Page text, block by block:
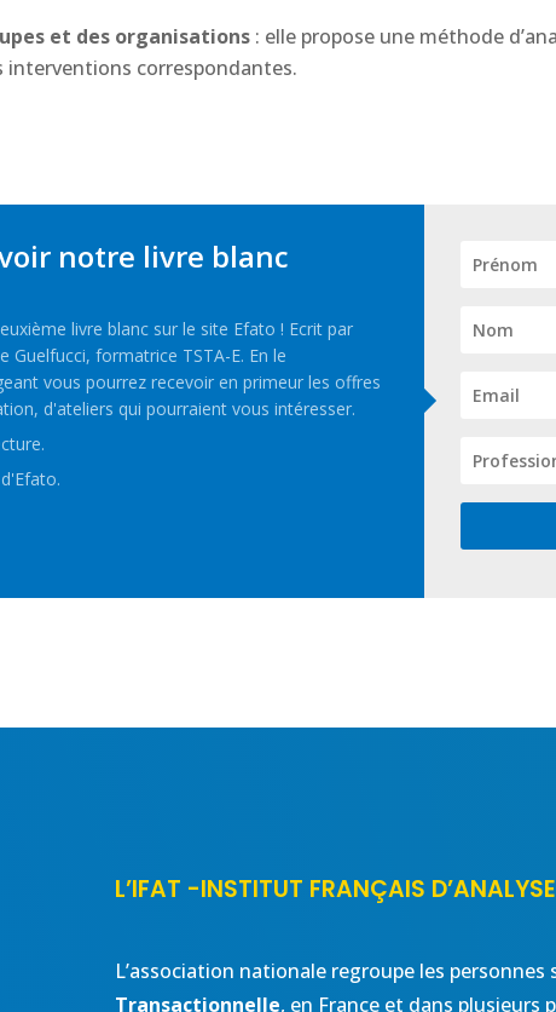
et des organisations : elle propose une méthode
interventions correspondantes.
notre livre blanc
livre blanc sur le site Efato ! Ecrit par
Guelfucci, formatrice TSTA-E. En le
vous pourrez recevoir en primeur les offres
d'ateliers qui pourraient vous intéresser.
L’IFAT -INSTITUT FRANÇAIS
L’association nationale regroupe les personnes
Transactionnelle, en France et dans plusieurs